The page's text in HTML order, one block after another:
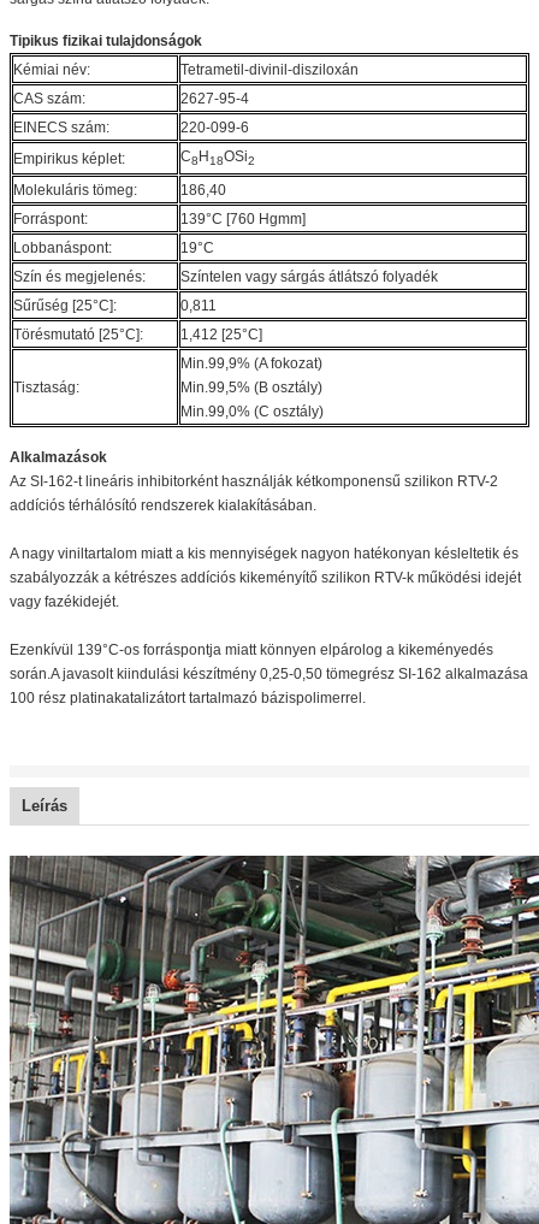
Tipikus fizikai tulajdonságok
Kémiai név:
Tetrametil-divinil-disziloxán
CAS szám:
2627-95-4
EINECS szám:
220-099-6
Empirikus képlet:
C8H18OSi2
Molekuláris tömeg:
186,40
Forráspont:
139°C [760 Hgmm]
Lobbanáspont:
19°C
Szín és megjelenés:
Színtelen vagy sárgás átlátszó folyadék
Sűrűség [25°C]:
0,811
Törésmutató [25°C]:
1,412 [25°C]
Tisztaság:
Min.99,9% (A fokozat)
Min.99,5% (B osztály)
Min.99,0% (C osztály)
Alkalmazások
Az SI-162-t lineáris inhibitorként használják kétkomponensű szilikon RTV-2
addíciós térhálósító rendszerek kialakításában.
A nagy viniltartalom miatt a kis mennyiségek nagyon hatékonyan késleltetik és
szabályozzák a kétrészes addíciós kikeményítő szilikon RTV-k működési idejét
vagy fazékidejét.
Ezenkívül 139°C-os forráspontja miatt könnyen elpárolog a kikeményedés
során.A javasolt kiindulási készítmény 0,25-0,50 tömegrész SI-162 alkalmazása
100 rész platinakatalizátort tartalmazó bázispolimerrel.
Leírás